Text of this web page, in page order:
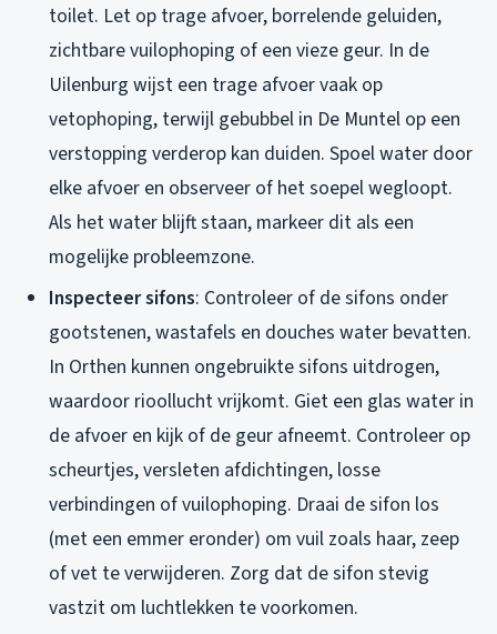
toilet. Let op trage afvoer, borrelende geluiden,
zichtbare vuilophoping of een vieze geur. In de
Uilenburg wijst een trage afvoer vaak op
vetophoping, terwijl gebubbel in De Muntel op een
verstopping verderop kan duiden. Spoel water door
elke afvoer en observeer of het soepel wegloopt.
Als het water blijft staan, markeer dit als een
mogelijke probleemzone.
Inspecteer sifons: Controleer of de sifons onder
gootstenen, wastafels en douches water bevatten.
In Orthen kunnen ongebruikte sifons uitdrogen,
waardoor rioollucht vrijkomt. Giet een glas water in
de afvoer en kijk of de geur afneemt. Controleer op
scheurtjes, versleten afdichtingen, losse
verbindingen of vuilophoping. Draai de sifon los
(met een emmer eronder) om vuil zoals haar, zeep
of vet te verwijderen. Zorg dat de sifon stevig
vastzit om luchtlekken te voorkomen.